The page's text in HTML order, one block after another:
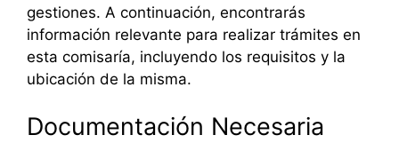
gestiones. A continuación, encontrarás
información relevante para realizar trámites en
esta comisaría, incluyendo los requisitos y la
ubicación de la misma.
Documentación Necesaria